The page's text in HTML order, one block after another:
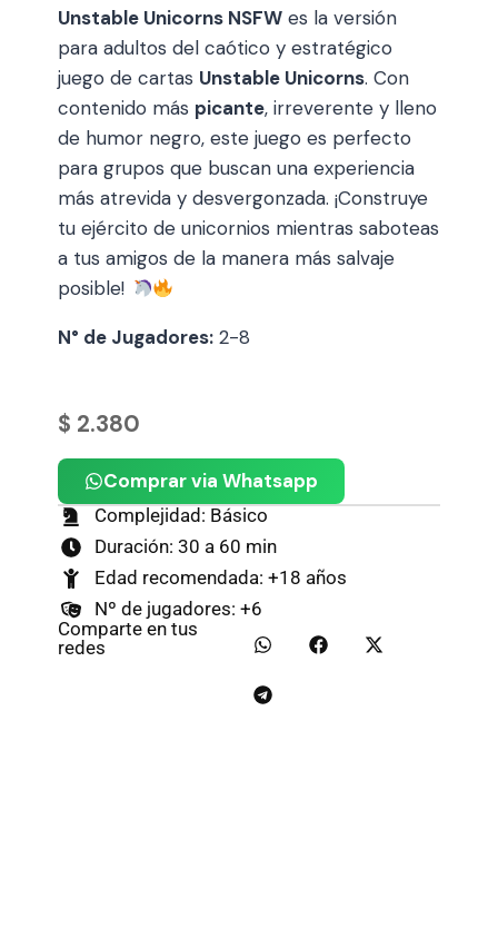
Unstable Unicorns NSFW es la versión
para adultos del caótico y estratégico
juego de cartas Unstable Unicorns. Con
contenido más picante, irreverente y lleno
de humor negro, este juego es perfecto
para grupos que buscan una experiencia
más atrevida y desvergonzada. ¡Construye
tu ejército de unicornios mientras saboteas
a tus amigos de la manera más salvaje
posible!
N° de Jugadores: 2-8
$ 2.380
Comprar via Whatsapp
Complejidad: Básico
Duración: 30 a 60 min
Edad recomendada: +18 años
Nº de jugadores: +6
Comparte en tus
redes